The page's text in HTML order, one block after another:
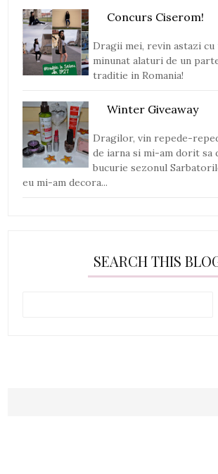
Concurs Ciserom!
Dragii mei, revin astazi cu
minunat alaturi de un
traditie in Romania!
Winter Giveaway
Dragilor, vin repede-
de iarna si mi-am dorit sa
bucurie sezonul
eu mi-am decora...
SEARCH THIS